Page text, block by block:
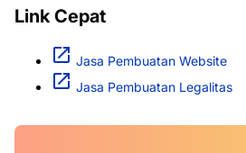
Link Cepat
Jasa Pembuatan Website
Jasa Pembuatan Legalitas